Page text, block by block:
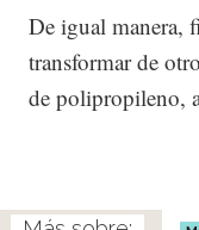
De igual manera,
transformar de
de polipropileno,